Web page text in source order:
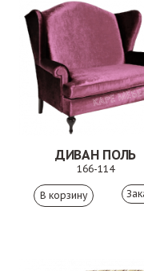
ДИВАН ПОЛЬ
166-114